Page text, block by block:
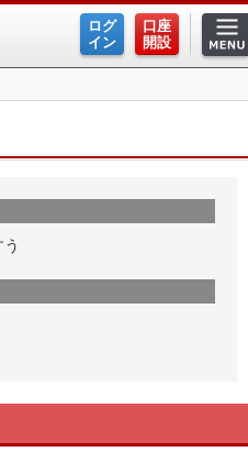
ログ
イン
口座
開設